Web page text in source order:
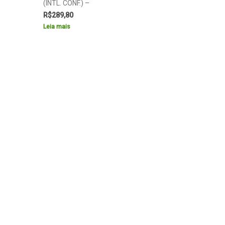
(INTL. CONF.) –
R$289,80
Leia mais